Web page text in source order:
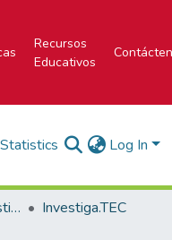
Recursos
Educativos
Statistics Log In
Portal de Revistas del Instituto Tecnológico de Costa Rica
Investiga.TEC